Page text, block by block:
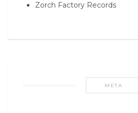
Zorch Factory Records
META